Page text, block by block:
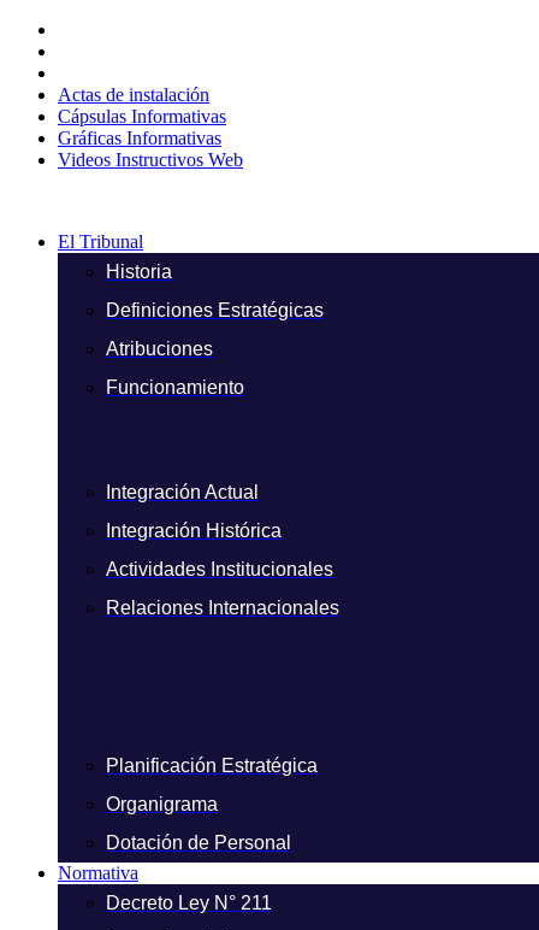
contenido
Actas de instalación
Cápsulas Informativas
Gráficas Informativas
Videos Instructivos Web
El Tribunal
Historia
Definiciones Estratégicas
Atribuciones
Funcionamiento
Integración Actual
Integración Histórica
Actividades Institucionales
Relaciones Internacionales
Planificación Estratégica
Organigrama
Dotación de Personal
Normativa
Decreto Ley N° 211